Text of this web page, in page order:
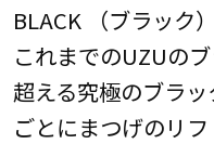
BLACK （ブラック）
これまでのUZUの
超える究極のブラ
ごとにまつげのリ